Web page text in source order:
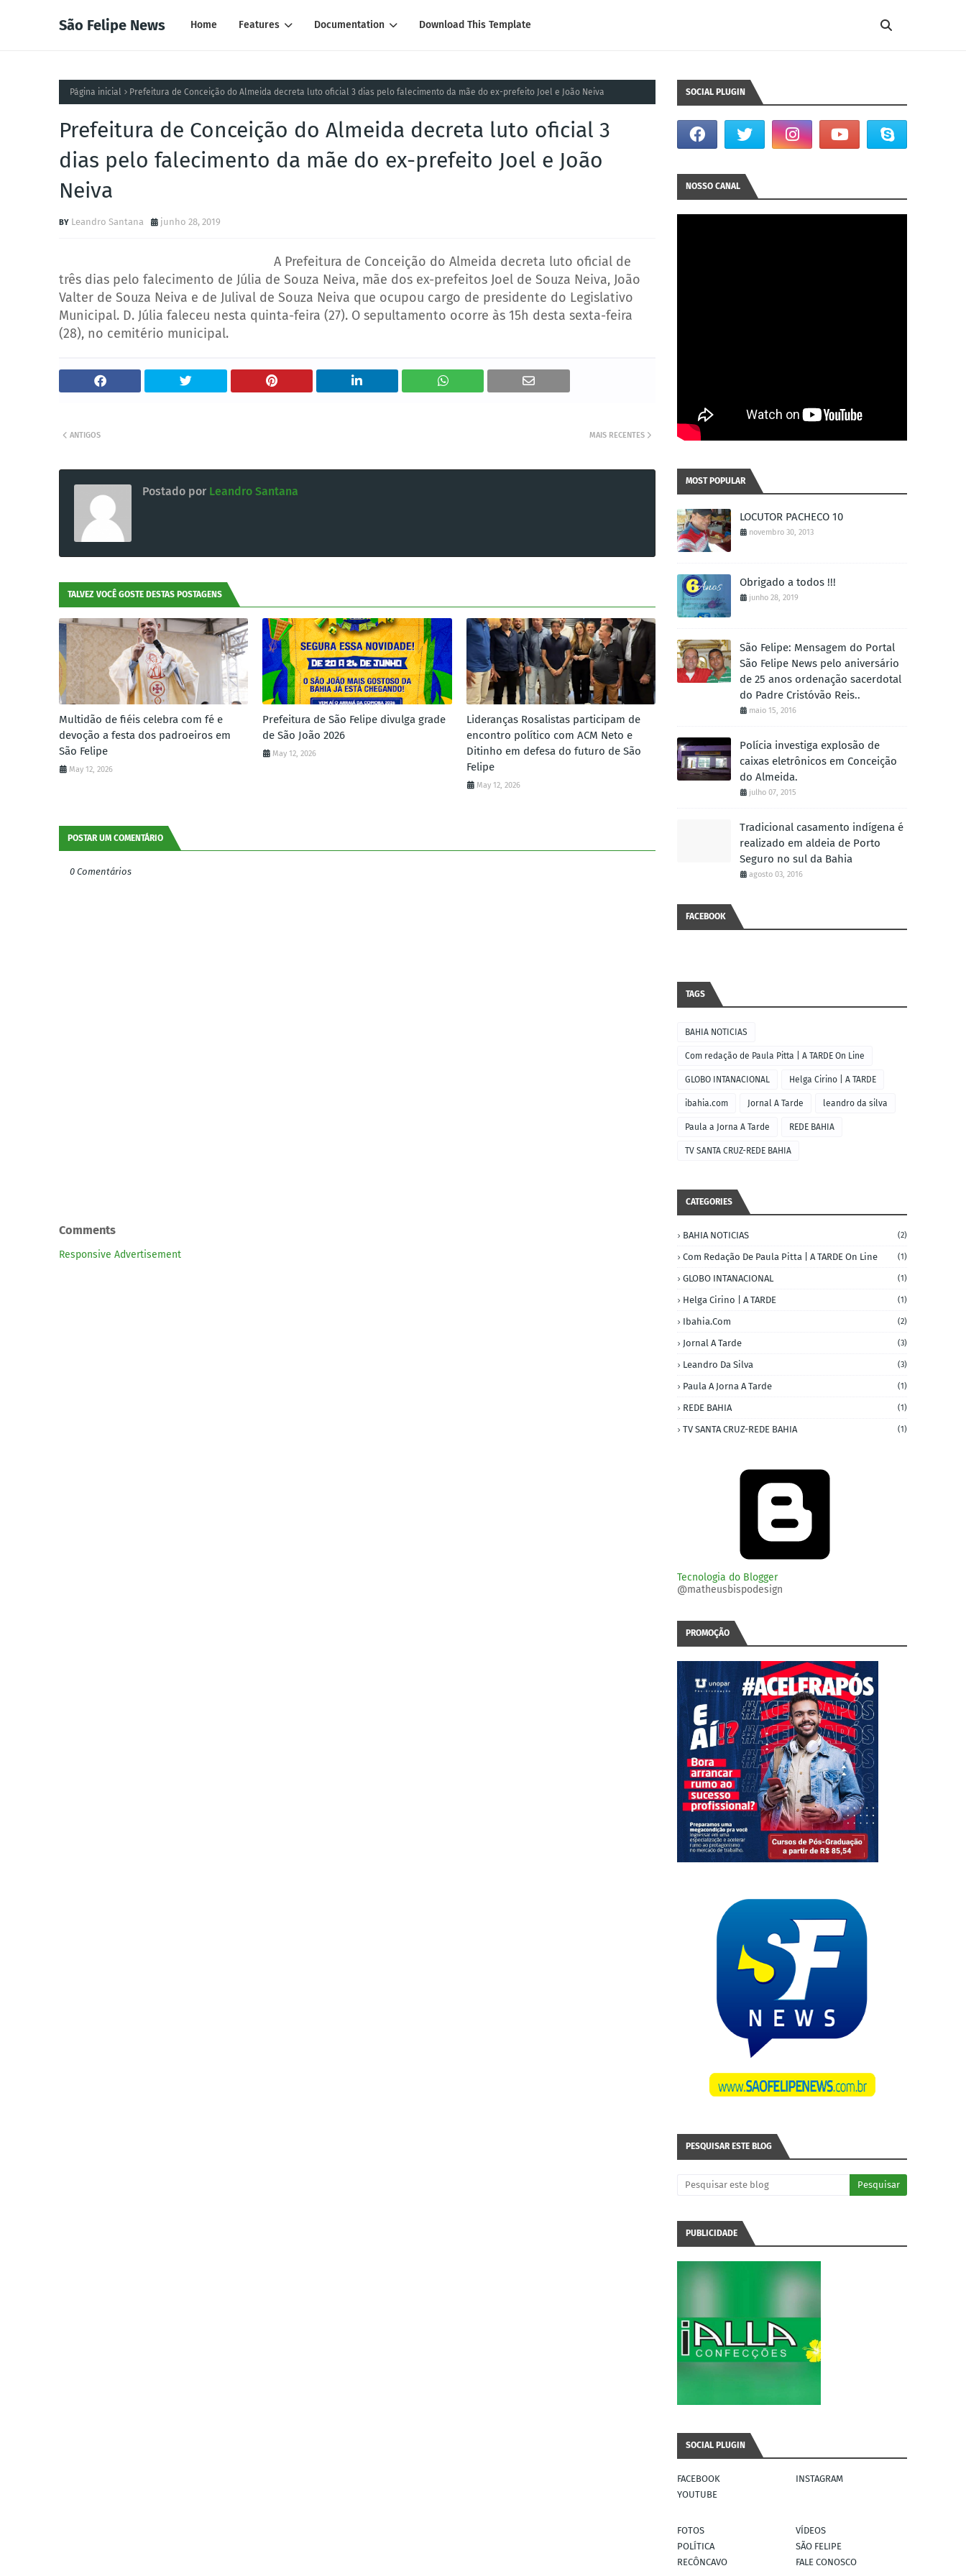
São Felipe News Home Features Documentation Download This Template
Página inicial Prefeitura de Conceição do Almeida decreta luto oficial 3 dias pelo falecimento da mãe do ex-prefeito Joel e João Neiva
Prefeitura de Conceição do Almeida decreta luto oficial 3
dias pelo falecimento da mãe do ex-prefeito Joel e João
Neiva
Leandro Santana junho 28, 2019
A Prefeitura de Conceição do Almeida decreta luto oficial de
três dias pelo falecimento de Júlia de Souza Neiva, mãe dos ex-prefeitos Joel de Souza Neiva, João
Valter de Souza Neiva e de Julival de Souza Neiva que ocupou cargo de presidente do Legislativo
Municipal. D. Júlia faleceu nesta quinta-feira (27). O sepultamento ocorre às 15h desta sexta-feira
(28), no cemitério municipal.
MAIS RECENTES
ANTIGOS
Postado por Leandro Santana
TALVEZ VOCÊ GOSTE DESTAS POSTAGENS
Multidão de fiéis celebra com fé e
devoção a festa dos padroeiros em
São Felipe
May 12, 2026
Prefeitura de São Felipe divulga grade
de São João 2026
May 12, 2026
Lideranças Rosalistas participam de
encontro político com ACM Neto e
Ditinho em defesa do futuro de São
Felipe
May 12, 2026
POSTAR UM COMENTÁRIO
0 Comentários
Comments
Responsive Advertisement
SOCIAL PLUGIN
NOSSO CANAL
MOST POPULAR
LOCUTOR PACHECO 10
novembro 30, 2013
Obrigado a todos !!!
junho 28, 2019
São Felipe: Mensagem do Portal
São Felipe News pelo aniversário
de 25 anos ordenação sacerdotal
do Padre Cristóvão Reis..
maio 15, 2016
Polícia investiga explosão de
caixas eletrônicos em Conceição
do Almeida.
julho 07, 2015
Tradicional casamento indígena é
realizado em aldeia de Porto
Seguro no sul da Bahia
agosto 03, 2016
FACEBOOK
TAGS
BAHIA NOTICIAS
Com redação de Paula Pitta | A TARDE On Line
GLOBO INTANACIONAL Helga Cirino | A TARDE
ibahia.com Jornal A Tarde leandro da silva
Paula a Jorna A Tarde REDE BAHIA
TV SANTA CRUZ-REDE BAHIA
CATEGORIES
BAHIA NOTICIAS (2)
Com Redação De Paula Pitta | A TARDE On Line (1)
GLOBO INTANACIONAL (1)
Helga Cirino | A TARDE (1)
Ibahia.com (2)
Jornal A Tarde (3)
Leandro Da Silva (3)
Paula A Jorna A Tarde (1)
REDE BAHIA (1)
TV SANTA CRUZ-REDE BAHIA (1)
Tecnologia do Blogger
@matheusbispodesign
PROMOÇÃO
PESQUISAR ESTE BLOG
PUBLICIDADE
SOCIAL PLUGIN
FACEBOOK
INSTAGRAM
YOUTUBE
FOTOS
VÍDEOS
POLÍTICA
SÃO FELIPE
RECÔNCAVO
FALE CONOSCO